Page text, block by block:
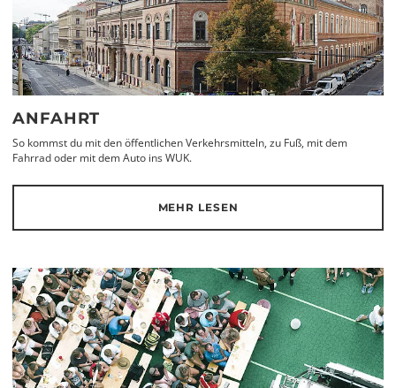
ANFAHRT
So kommst du mit den öffentlichen Verkehrsmitteln, zu Fuß, mit dem
Fahrrad oder mit dem Auto ins WUK.
MEHR LESEN